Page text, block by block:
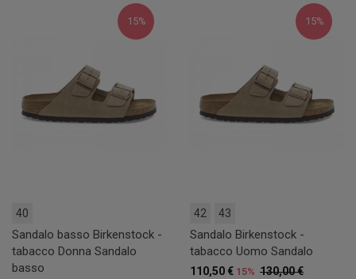
15%
40
Sandalo basso Birkenstock -
tabacco Donna Sandalo
basso
15%
42 43
Sandalo Birkenstock -
tabacco Uomo Sandalo
130,00 €
110,50 € 15%